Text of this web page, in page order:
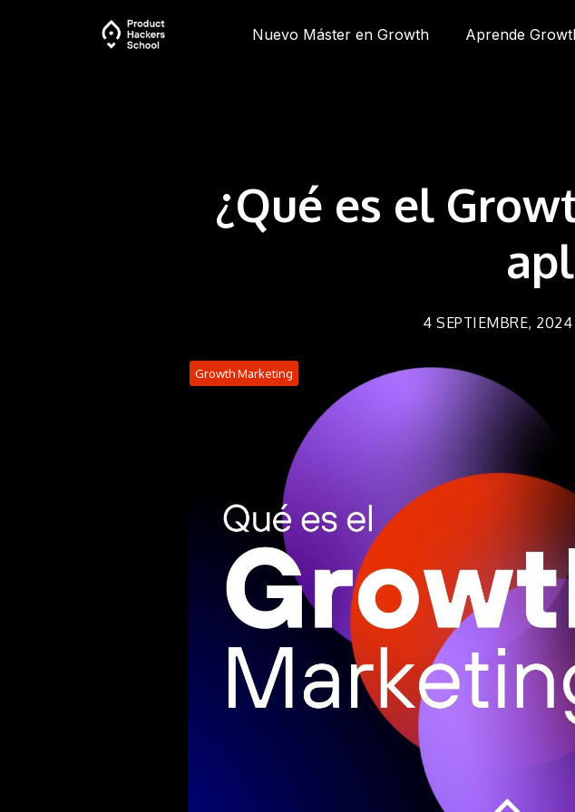
Nuevo Máster en Growth Aprende
¿Qué es el
4 SEPTIEMBRE,
Growth Marketing